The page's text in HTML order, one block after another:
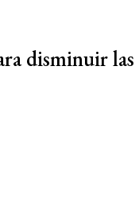
disminuir las